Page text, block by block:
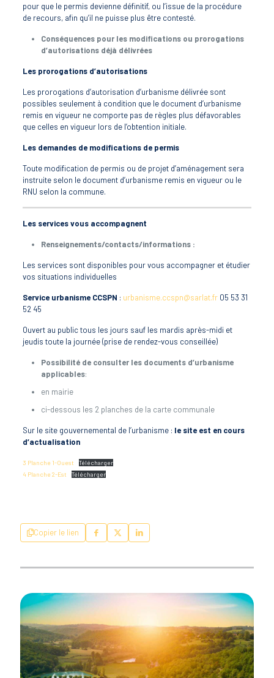
pour que le permis devienne définitif, ou l’issue de la procédure
de recours, afin qu’il ne puisse plus être contesté.
Conséquences pour les modifications ou prorogations
d’autorisations déjà délivrées
Les prorogations d’autorisations
Les prorogations d’autorisation d’urbanisme délivrée sont
possibles seulement à condition que le document d’urbanisme
remis en vigueur ne comporte pas de règles plus défavorables
que celles en vigueur lors de l’obtention initiale.
Les demandes de modifications de permis
Toute modification de permis ou de projet d’aménagement sera
instruite selon le document d’urbanisme remis en vigueur ou le
RNU selon la commune.
Les services vous accompagnent
Renseignements/contacts/informations :
Les services sont disponibles pour vous accompagner et étudier
vos situations individuelles
Service urbanisme CCSPN : urbanisme.ccspn@sarlat.fr05 53 31
52 45
Ouvert au public tous les jours sauf les mardis après-midi et
jeudis toute la journée (prise de rendez-vous conseillée)
Possibilité de consulter les documents d’urbanisme
applicables:
en mairie
ci-dessous les 2 planches de la carte communale
Sur le site gouvernemental de l’urbanisme : le site est en cours
d’actualisation
3 Planche 1-Ouest
Télécharger
4 Planche 2-Est
Télécharger
Copier le lien